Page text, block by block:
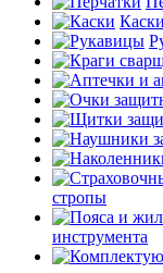
Каски
стропы
инструмента